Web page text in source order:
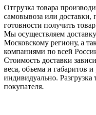
Отгрузка товара
самовывоза или доставки,
готовности получить
Мы осуществляем
Московскому региону, а
компаниями по всей
Стоимость доставки
веса, объема и габаритов и
индивидуально. Разгрузка
покупателя.